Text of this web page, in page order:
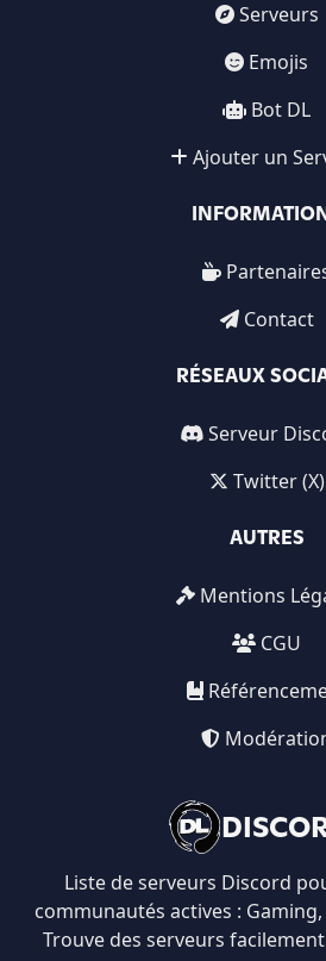
Liste de serveurs Discord
communautés actives :
Trouve des serveurs
Serveurs
Emojis
Bot DL
Ajouter un
Contact
RÉSEAUX
Serveur
Twitter (X)
AUTRES
Mentions
CGU